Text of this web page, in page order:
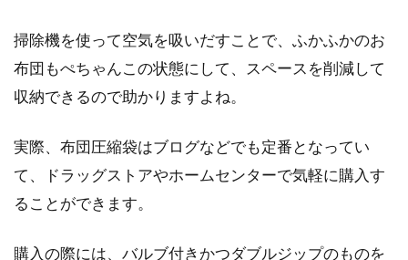
リラックス空間！お風呂場や寝室に
設置する窓の高さとサイズ
高さと窓のサイズについて悩んだりしていませ
ベッドのヘッドボードとフットボー
掃除機を使って空気を吸いだすことで、ふかふかのお
布団もぺちゃんこの状態にして、スペースを削減して
収納できるので助かりますよね。
実際、布団圧縮袋はブログなどでも定番となってい
て、ドラッグストアやホームセンターで気軽に購入す
ることができます。
購入の際には、バルブ付きかつダブルジップのものを